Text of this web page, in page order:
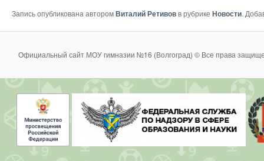
Запись опубликована авторомВиталий Ретивовв рубрике Новости.
Официальный сайт МОУ гимназии №16 (Волгоград) © Все права